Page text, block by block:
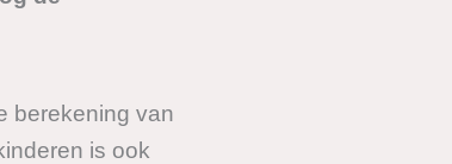
berekening van
is ook